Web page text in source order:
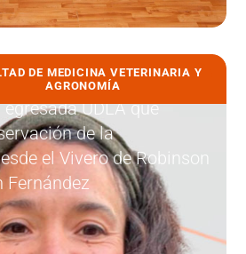
DE MEDICINA VETERINARIA Y
AGRONOMÍA
egresada UDLA que
de la
el Vivero de Robinson
Fernández